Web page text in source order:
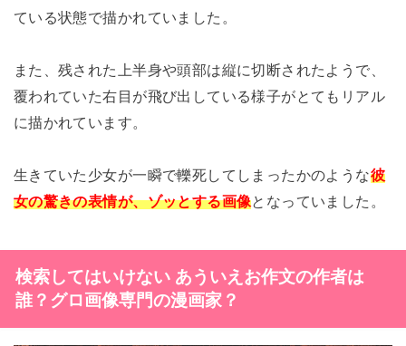
ている状態で描かれていました。
また、残された上半身や頭部は縦に切断されたようで、
覆われていた右目が飛び出している様子がとてもリアル
に描かれています。
生きていた少女が一瞬で轢死してしまったかのような彼
女の驚きの表情が、ゾッとする画像となっていました。
検索してはいけない あういえお作文の作者は
誰？グロ画像専門の漫画家？